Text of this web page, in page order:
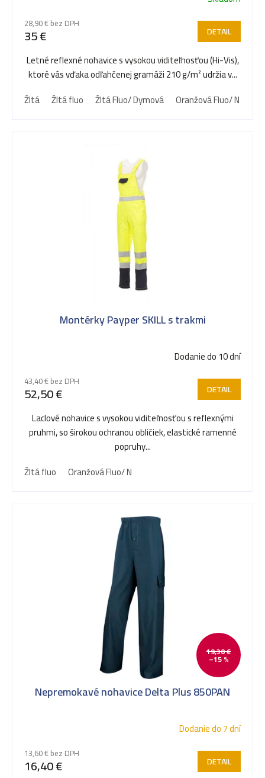
28,90 € bez DPH
35 € DETAIL
Letné reflexné nohavice s vysokou viditeľnosťou (Hi-Vis),
ktoré vás vďaka odľahčenej gramáži 210 g/m² udržia v...
Žltá
Žltá fluo Žltá Fluo/ Dymová Oranžová Fluo/ N
Montérky Payper SKILL s trakmi
Dodanie do 10 dní
43,40 € bez DPH
52,50 € DETAIL
Laclové nohavice s vysokou viditeľnosťou s reflexnými
pruhmi, so širokou ochranou obličiek, elastické ramenné
popruhy...
Žltá fluo
Oranžová Fluo/ N
19,30 €
–15 %
Nepremokavé nohavice Delta Plus 850PAN
Dodanie do 7 dní
13,60 € bez DPH
16,40 € DETAIL